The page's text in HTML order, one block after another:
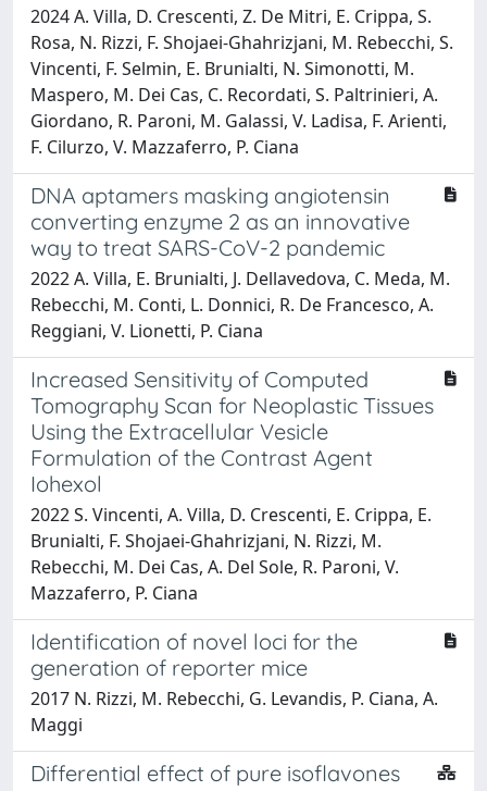
2024 A. Villa, D. Crescenti, Z. De Mitri, E. Crippa, S.
Rosa, N. Rizzi, F. Shojaei-Ghahrizjani, M. Rebecchi, S.
Vincenti, F. Selmin, E. Brunialti, N. Simonotti, M.
Maspero, M. Dei Cas, C. Recordati, S. Paltrinieri, A.
Giordano, R. Paroni, M. Galassi, V. Ladisa, F. Arienti,
F. Cilurzo, V. Mazzaferro, P. Ciana
DNA aptamers masking angiotensin
converting enzyme 2 as an innovative
way to treat SARS-CoV-2 pandemic
2022 A. Villa, E. Brunialti, J. Dellavedova, C. Meda, M.
Rebecchi, M. Conti, L. Donnici, R. De Francesco, A.
Reggiani, V. Lionetti, P. Ciana
Increased Sensitivity of Computed
Tomography Scan for Neoplastic Tissues
Using the Extracellular Vesicle
Formulation of the Contrast Agent
Iohexol
2022 S. Vincenti, A. Villa, D. Crescenti, E. Crippa, E.
Brunialti, F. Shojaei-Ghahrizjani, N. Rizzi, M.
Rebecchi, M. Dei Cas, A. Del Sole, R. Paroni, V.
Mazzaferro, P. Ciana
Identification of novel loci for the
generation of reporter mice
2017 N. Rizzi, M. Rebecchi, G. Levandis, P. Ciana, A.
Maggi
Differential effect of pure isoflavones